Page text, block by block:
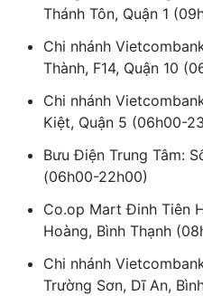
Thánh Tôn, Quận 1
Chi nhánh
Thành, F14, Quận 10
Chi nhánh
Kiệt, Quận 5 (06h00-
Bưu Điện Trung Tâm:
(06h00-22h00)
Co.op Mart Đinh Tiên
Hoàng, Bình Thạnh
Chi nhánh
Trường Sơn, Dĩ An,